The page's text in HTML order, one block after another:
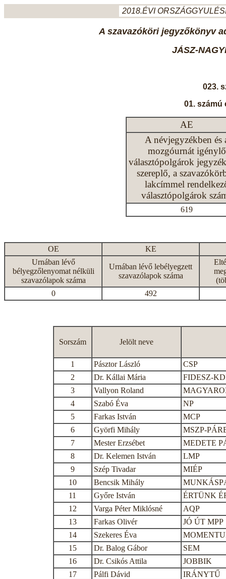
2018.ÉVI
A szavazóköri jegyzőkönyv
JÁSZ-
023.
01. számú
AE
A névjegyzékben és
mozgóurnát igénylő
választópolgárok
szereplő, a
lakcímmel
választópolgárok
619
OE
KE
Urnában lévő
bélyegzőlenyomat nélküli
szavazólapok száma
Urnában lévő lebélyegzett
szavazólapok száma
0
492
Sorszám Jelölt neve
1 Pásztor László
CSP
2
Dr. Kállai Mária
FIDESZ-
3
Vallyon Roland
4
Szabó Éva
NP
5
Farkas István
MCP
6
Györfi Mihály
MSZP-
7
Mester Erzsébet
MEDETE
8
Dr. Kelemen István
LMP
9
Szép Tivadar
MIÉP
10
Bencsik Mihály
11
Győre István
ÉRTÜNK
12
Varga Péter Miklósné
AQP
13
Farkas Olivér
JÓ ÚT MPP
14
Szekeres Éva
15
Dr. Balog Gábor
SEM
16
Dr. Csikós Attila
JOBBIK
17
Pálfi Dávid
IRÁNYTŰ